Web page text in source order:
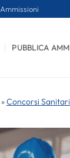
Ammissioni
PUBBLICA
»Concorsi Sanitari